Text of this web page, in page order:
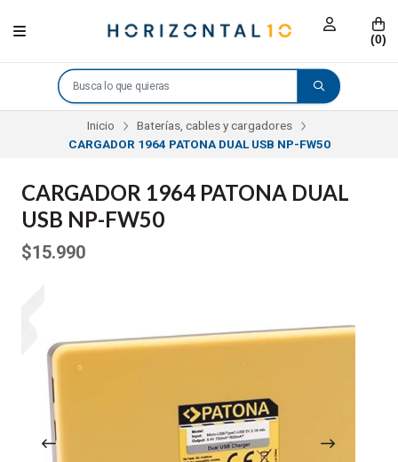
(0)
Inicio
Baterías, cables y cargadores
CARGADOR 1964 PATONA DUAL USB NP-FW50
CARGADOR 1964 PATONA DUAL
USB NP-FW50
$15.990